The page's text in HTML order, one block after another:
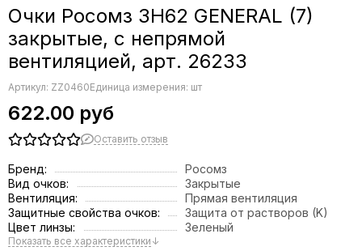
Очки Росомз ЗН62 GENERAL (7)
закрытые, с непрямой
вентиляцией, арт. 26233
Артикул: ZZ0460Единица измерения: шт
622.00 руб
Оставить отзыв
Бренд:
Росомз
Вид очков:
Закрытые
Вентиляция:
Прямая вентиляция
Защитные свойства очков:
Защита от растворов (K)
Цвет линзы:
Зеленый
Показать все характеристики ↓